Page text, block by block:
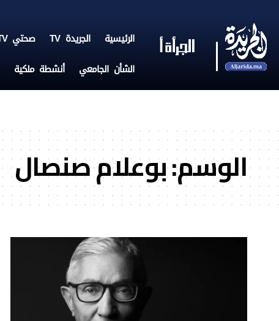
الرئيسية الجريدة TV صحتي TV
الشأن الجامعي أنشطة ملكية
الوسم:بوعلام صنصال